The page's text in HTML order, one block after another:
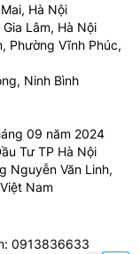
Hà Nội
Lâm, Hà Nội
Phường Vĩnh Phúc,
Ninh Bình
09 năm 2024
Tư TP Hà Nội
Nguyễn Văn Linh,
Nam
0913836633